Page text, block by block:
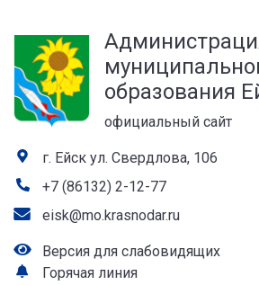
образования
официальный сайт
г. Ейск ул. Свердлова, 106
+7 (86132) 2-12-77
eisk@mo.krasnodar.ru
Версия для слабовидящих
Горячая линия